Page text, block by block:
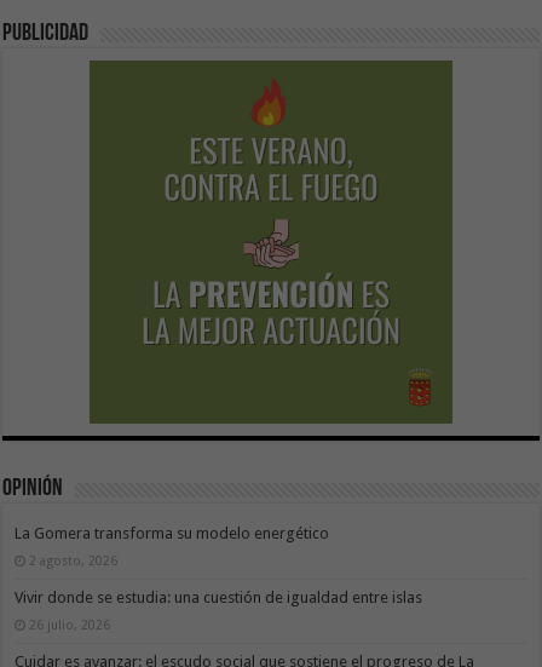
Publicidad
Opinión
La Gomera transforma su modelo energético
2 agosto, 2026
Vivir donde se estudia: una cuestión de igualdad entre islas
26 julio, 2026
Cuidar es avanzar: el escudo social que sostiene el progreso de La